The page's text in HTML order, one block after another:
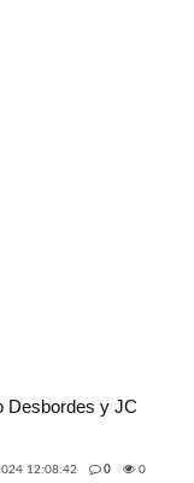
Desbordes y JC
12:08:42 0 0